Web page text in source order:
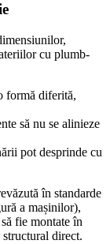
cu plumb-
formă diferită,
să nu se alinieze
pot desprinde cu
în standarde
a mașinilor),
fie montate în
direct.